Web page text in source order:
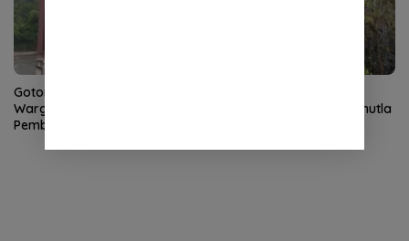
Gotong Royong TNI dan
Warga Percepat
Pembangunan Jembatan
Polda Aceh Tangani Karhutla